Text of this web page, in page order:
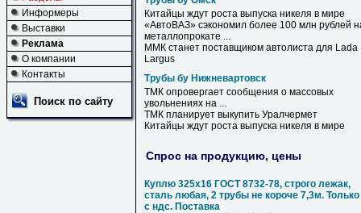
Информеры
Выставки
Реклама
О компании
Контакты
Поиск по сайту
Китайцы ждут роста выпуска никеля в мире
«АвтоВАЗ» сэкономил более 100 млн рублей
металлопрокате ...
ММК станет поставщиком автолиста для Lada
Largus
Трубы бу Нижневартовск
ТМК опровергает сообщения о массовых
увольнениях на ...
ТМК планирует выкупить Уралчермет
Китайцы ждут роста выпуска никеля в мире
Спрос на продукцию, цены
Куплю 325х16 ГОСТ 8732-78, строго лежак,
сталь любая, 2 трубы не короче 7,3м. Только
с ндс. Поставка